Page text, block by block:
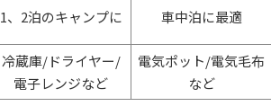
1、2泊のキャンプに 車中泊に最適
冷蔵庫/ドライヤー/
電子レンジなど
電気ポット/電気毛布
など